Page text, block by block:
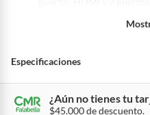
Experimenta un sonido
remoto incluido y la
Especificaciones
Resolución de
¿Aún no tienes tu
$45.000 de descuento.